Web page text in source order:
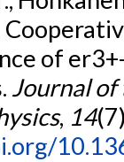
of
Journal of
, 14